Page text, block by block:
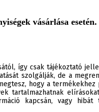
vásárlása esetén.
így csak tájékoztató
szolgálják, de a
hogy a
tartalmazhatnak
kapcsán, vagy hibát